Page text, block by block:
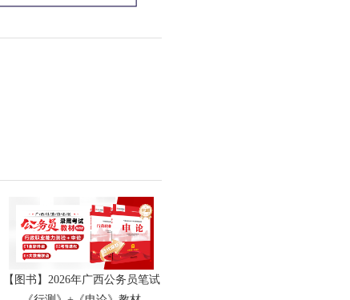
【图书】2026年广西公务员笔试